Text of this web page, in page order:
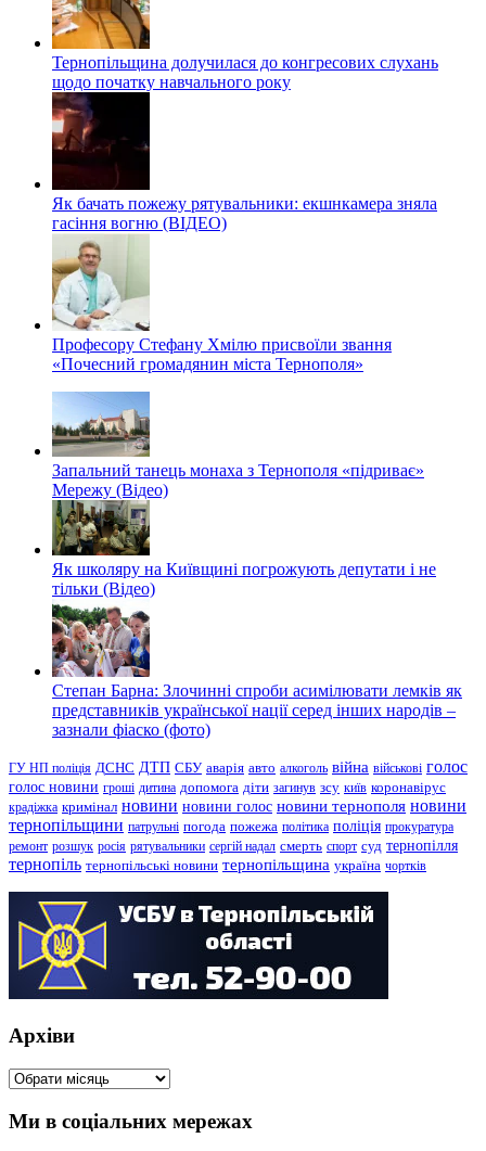
Тернопільщина долучилася до конгресових слухань
щодо початку навчального року
Як бачать пожежу рятувальники: екшнкамера зняла
гасіння вогню (ВІДЕО)
Професору Стефану Хмілю присвоїли звання
«Почесний громадянин міста Тернополя»
Запальний танець монаха з Тернополя «підриває»
Мережу (Відео)
Як школяру на Київщині погрожують депутати і не
тільки (Відео)
Степан Барна: Злочинні спроби асимілювати лемків як
представників української нації серед інших народів –
зазнали фіаско (фото)
ГУ НП поліція ДСНС ДТП СБУ аварія авто алкоголь війна військові голос
голос новини гроші дитина допомога діти загинув зсу київ коронавірус
крадіжка кримінал новини новини голос новини тернополя новини
тернопільщини патрульні погода пожежа політика поліція прокуратура
ремонт розшук росія рятувальники сергій надал смерть спорт суд тернопілля
тернопіль тернопільські новини тернопільщина україна чортків
Архіви
Архіви
Ми в соціальних мережах